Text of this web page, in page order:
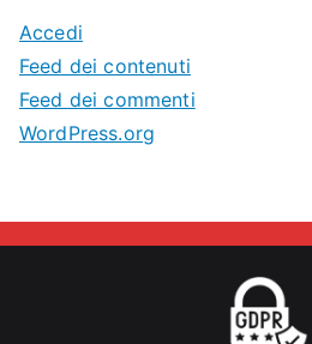
Accedi
Feed dei contenuti
Feed dei commenti
WordPress.org